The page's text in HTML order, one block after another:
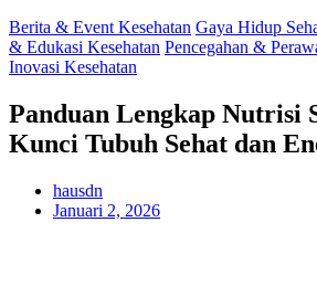
Berita & Event Kesehatan Gaya Hidup
& Edukasi Kesehatan Pencegahan &
Inovasi Kesehatan
Panduan Lengkap Nutrisi
Kunci Tubuh Sehat dan
hausdn
Januari 2, 2026